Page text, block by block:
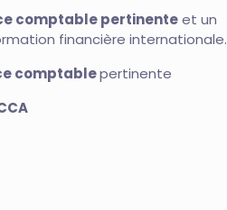
comptable pertinenteet un
financière internationale.
comptablepertinente